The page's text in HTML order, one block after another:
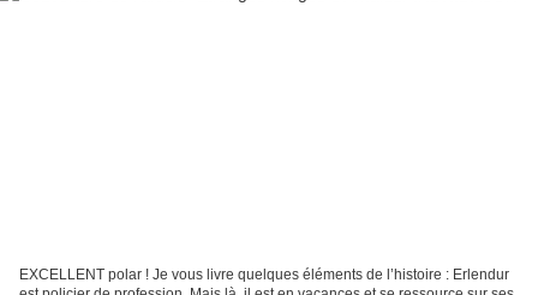
EXCELLENT polar ! Je vous livre quelques éléments de l’histoire : Erlendur